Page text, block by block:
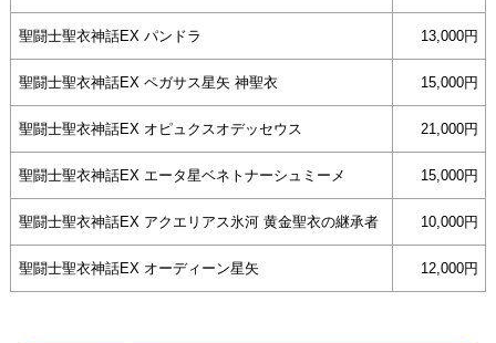
聖闘士聖衣神話EX パンドラ 13,000円
聖闘士聖衣神話EX ペガサス星矢 神聖衣 15,000円
聖闘士聖衣神話EX オピュクスオデッセウス 21,000円
聖闘士聖衣神話EX エータ星ベネトナーシュミーメ 15,000円
聖闘士聖衣神話EX アクエリアス氷河 黄金聖衣の継承者 10,000円
聖闘士聖衣神話EX オーディーン星矢 12,000円